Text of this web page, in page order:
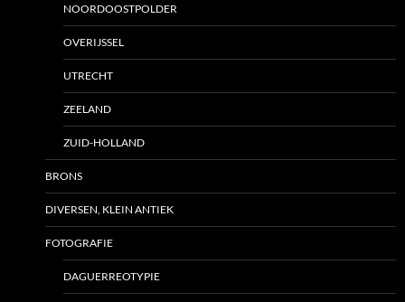
NOORDOOSTPOLDER
OVERIJSSEL
UTRECHT
ZEELAND
ZUID-HOLLAND
BRONS
DIVERSEN, KLEIN ANTIEK
FOTOGRAFIE
DAGUERREOTYPIE